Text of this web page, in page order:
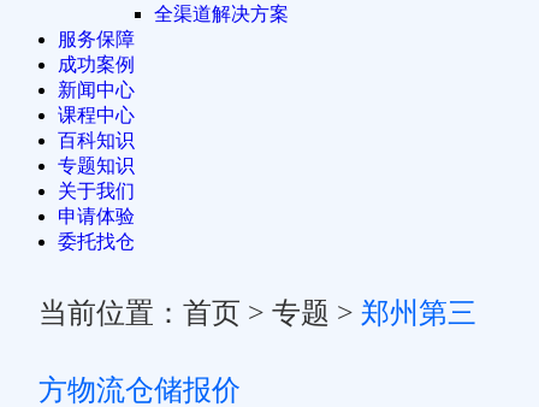
全渠道解决方案
服务保障
成功案例
新闻中心
课程中心
百科知识
专题知识
关于我们
申请体验
委托找仓
当前位置： 首页 > 专题 > 郑州第三
方物流仓储报价